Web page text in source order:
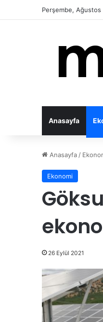
Perşembe,
Anasayfa
Anasayfa /
Ekonomi
26 Eylül 2021